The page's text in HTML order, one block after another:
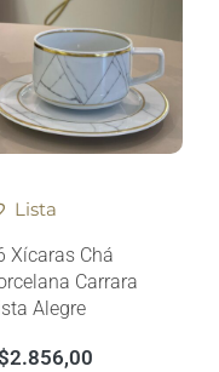
Lista
Xícaras Chá
Carrara
Alegre
2.856,00